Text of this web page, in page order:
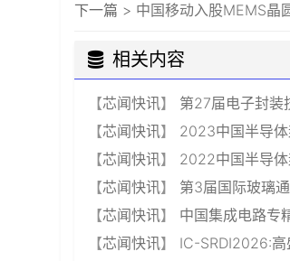
下一篇 > 中国移动入股MEMS晶
相关内容
【芯闻快讯】 第27届电子封装
【芯闻快讯】 2023中国半导
【芯闻快讯】 2022中国半导
【芯闻快讯】 第3届国际玻璃
【芯闻快讯】 中国集成电路专
【芯闻快讯】 IC-SRDI2026: